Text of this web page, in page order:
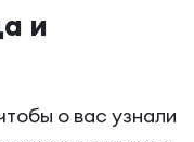
и
о вас узнали